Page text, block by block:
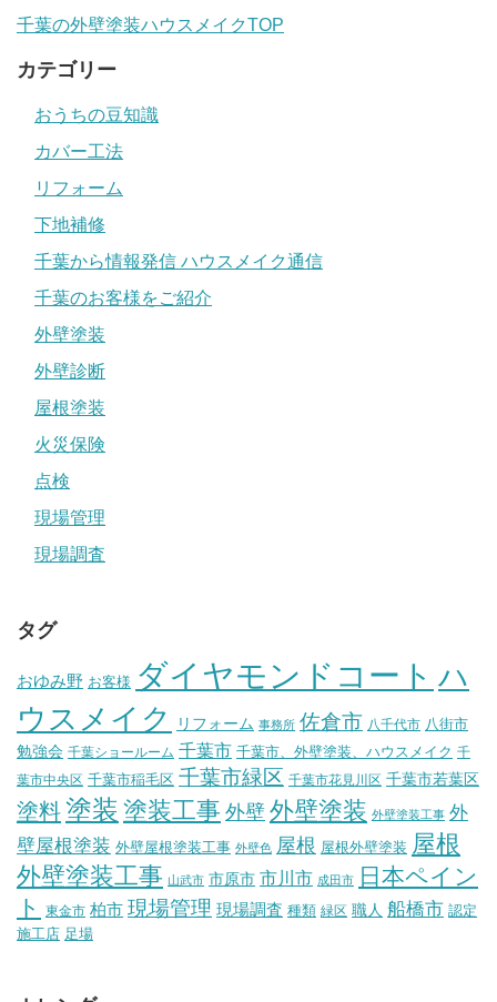
千葉の外壁塗装ハウスメイクTOP
カテゴリー
おうちの豆知識
カバー工法
リフォーム
下地補修
千葉から情報発信 ハウスメイク通信
千葉のお客様をご紹介
外壁塗装
外壁診断
屋根塗装
火災保険
点検
現場管理
現場調査
タグ
おゆみ野 お客様 ダイヤモンドコート ハ
ウスメイク
リフォーム 事務所 佐倉市 八千代市 八街市
勉強会 千葉ショールーム 千葉市 千葉市、外壁塗装、ハウスメイク 千
葉市中央区 千葉市稲毛区 千葉市緑区 千葉市花見川区 千葉市若葉区
塗料塗装 塗装工事 外壁 外壁塗装 外壁塗装工事 外
壁屋根塗装 外壁屋根塗装工事 外壁色 屋根 屋根外壁塗装 屋根
外壁塗装工事 山武市 市原市 市川市 成田市
日本ペイン
ト
東金市 柏市 現場管理 現場調査 種類 緑区 職人 船橋市 認定
施工店 足場